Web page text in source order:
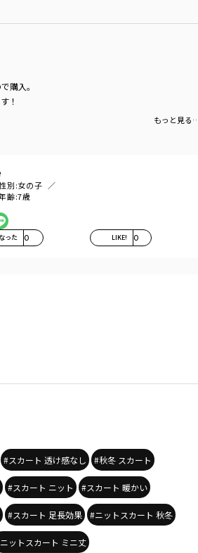
購入。
！
もっと見る
別:女の子
齢:7歳
った 0 LIKE! 0
#スカート 透け感なし #秋冬 スカート
#スカート ニット #スカート 暖かい
#スカート 足長効果 #ニットスカート 秋冬
ットスカート ミニ丈